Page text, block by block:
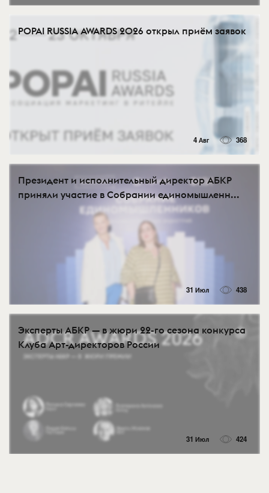
POPAI RUSSIA AWARDS 2026 открыл приём заявок
4 Авг 368
Президент и исполнительный директор АБКР
приняли участие в Собрании единомышленн...
31 Июл 438
Эксперты АБКР — в жюри 22-го сезона конкурса
Клуба Арт-директоров России
31 Июл 424